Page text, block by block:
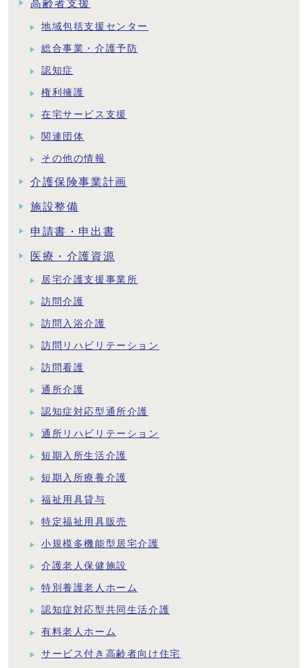
高齢者支援
地域包括支援センター
総合事業・介護予防
認知症
権利擁護
在宅サービス支援
関連団体
その他の情報
介護保険事業計画
施設整備
申請書・申出書
医療・介護資源
居宅介護支援事業所
訪問介護
訪問入浴介護
訪問リハビリテーション
訪問看護
通所介護
認知症対応型通所介護
通所リハビリテーション
短期入所生活介護
短期入所療養介護
福祉用具貸与
特定福祉用具販売
小規模多機能型居宅介護
介護老人保健施設
特別養護老人ホーム
認知症対応型共同生活介護
有料老人ホーム
サービス付き高齢者向け住宅